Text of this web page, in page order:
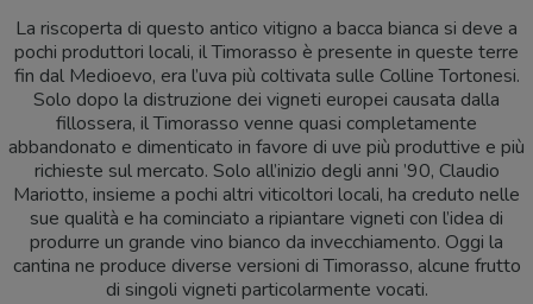
La riscoperta di questo antico vitigno a bacca bianca si deve a
pochi produttori locali, il Timorasso è presente in queste terre
fin dal Medioevo, era l’uva più coltivata sulle Colline Tortonesi.
Solo dopo la distruzione dei vigneti europei causata dalla
fillossera, il Timorasso venne quasi completamente
abbandonato e dimenticato in favore di uve più produttive e più
richieste sul mercato. Solo all’inizio degli anni ’90, Claudio
Mariotto, insieme a pochi altri viticoltori locali, ha creduto nelle
sue qualità e ha cominciato a ripiantare vigneti con l’idea di
produrre un grande vino bianco da invecchiamento. Oggi la
cantina ne produce diverse versioni di Timorasso, alcune frutto
di singoli vigneti particolarmente vocati.